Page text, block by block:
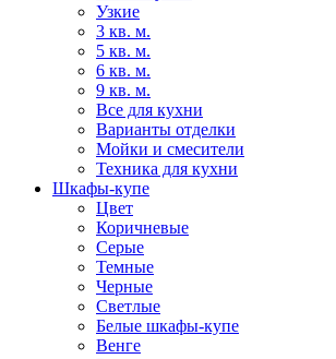
Узкие
3 кв. м.
5 кв. м.
6 кв. м.
9 кв. м.
Все для кухни
Варианты отделки
Мойки и смесители
Техника для кухни
Шкафы-купе
Цвет
Коричневые
Серые
Темные
Черные
Светлые
Белые шкафы-купе
Венге